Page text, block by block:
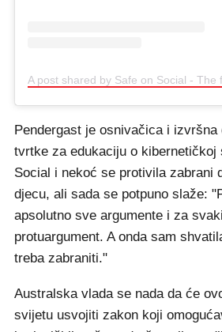
Pendergast je osnivačica i izvršna
tvrtke za edukaciju o kibernetičkoj
Social i nekoć se protivila zabrani
djecu, ali sada se potpuno slaže:
apsolutno sve argumente i za
protuargument. A onda sam
treba zabraniti."
Australska vlada se nada da će
svijetu usvojiti zakon koji